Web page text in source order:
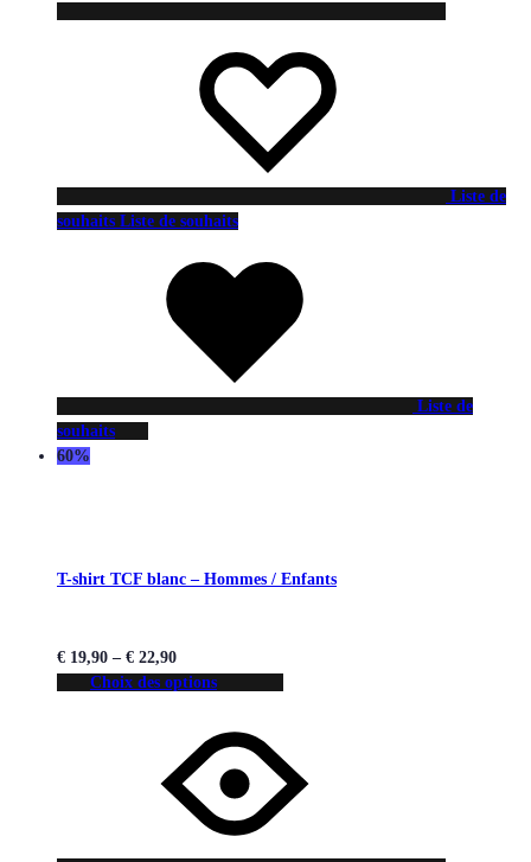
Liste de
souhaits Liste de souhaits
Liste de
souhaits
60%
T-shirt TCF blanc – Hommes / Enfants
€ 19,90 – € 22,90
Choix des options